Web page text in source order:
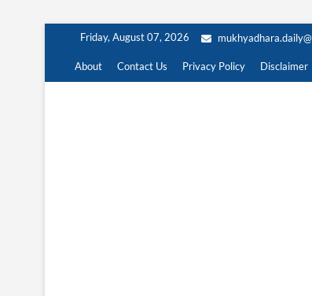
content
Friday, August 07, 2026
About Contact Us Privacy Policy Disclaimer